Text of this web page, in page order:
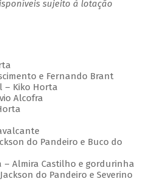
sujeito à lotação
e Fernando Brant
– Kiko Horta
Alcofra
do Pandeiro e Buco do
– Almira Castilho e gordurinha
do Pandeiro e Severino